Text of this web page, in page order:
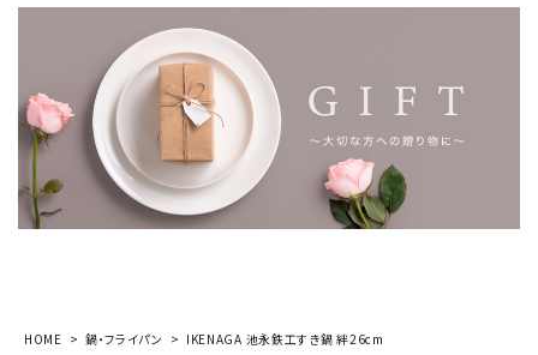
HOME 鍋・フライパン IKENAGA 池永鉄工すき鍋 絆26cm